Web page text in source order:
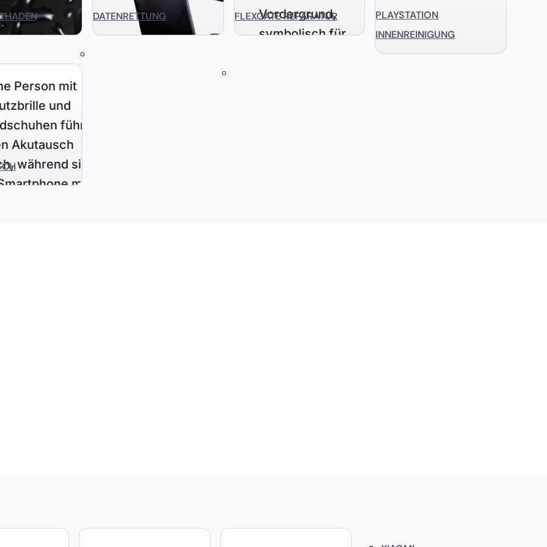
DATENRETTUNG FLEXGATE REPARATUR
PLAYSTATION
INNENREINIGUNG